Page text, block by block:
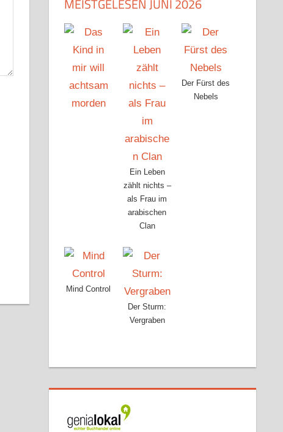
MEISTGELESEN JUNI 2026
Ein Leben
zählt nichts –
als Frau im
arabischen
Clan
Der Fürst des
Nebels
Mind Control
Der Sturm:
Vergraben